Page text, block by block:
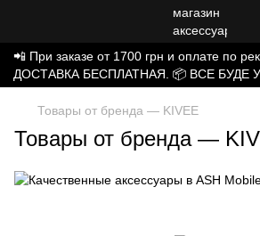
📲 При заказе от 1700 грн и оплате по
ДОСТАВКА БЕСПЛАТНАЯ. 📦 ВСЕ БУДЕ
Товары от бренда — KIVEE
Товары от бренда —